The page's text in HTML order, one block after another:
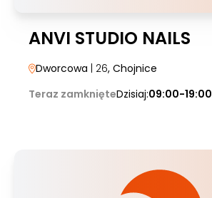
ANVI STUDIO NAILS
Dworcowa | 26, Chojnice
Teraz zamknięteDzisiaj:09:00-19:00